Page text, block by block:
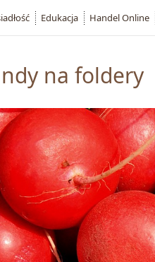
na foldery
Edukacja Handel Online